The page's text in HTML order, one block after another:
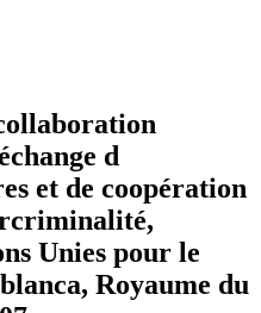
d
et de coopération
Unies pour le
Royaume du